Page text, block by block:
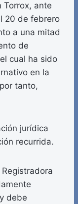
Torrox, ante
20 de febrero
a una mitad
de
cual ha sido
en la
tanto,
jurídica
recurrida.
debe